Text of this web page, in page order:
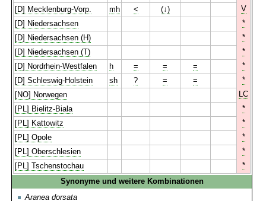
[D] Mecklenburg-Vorp.
mh < (↓)
V
[D] Niedersachsen
*
[D] Niedersachsen (H)
*
[D] Niedersachsen (T)
*
[D] Nordrhein-Westfalen
h = = =
*
[D] Schleswig-Holstein
sh ? = =
*
[NO] Norwegen
LC
[PL] Bielitz-Biala
*
[PL] Kattowitz
*
[PL] Opole
*
[PL] Oberschlesien
*
[PL] Tschenstochau
*
Synonyme und weitere Kombinationen
Aranea dorsata